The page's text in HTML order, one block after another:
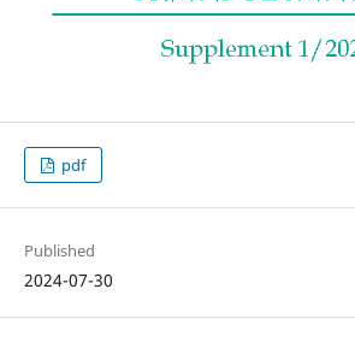
pdf
Published
2024-07-30